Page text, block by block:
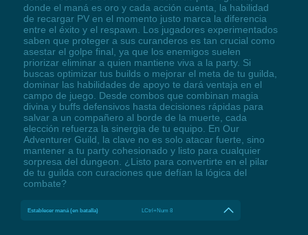
donde el maná es oro y cada acción cuenta, la habilidad
de recargar PV en el momento justo marca la diferencia
entre el éxito y el respawn. Los jugadores experimentados
saben que proteger a sus curanderos es tan crucial como
asestar el golpe final, ya que los enemigos suelen
priorizar eliminar a quien mantiene viva a la party. Si
buscas optimizar tus builds o mejorar el meta de tu guilda,
dominar las habilidades de apoyo te dará ventaja en el
campo de juego. Desde combos que combinan magia
divina y buffs defensivos hasta decisiones rápidas para
salvar a un compañero al borde de la muerte, cada
elección refuerza la sinergia de tu equipo. En Our
Adventurer Guild, la clave no es solo atacar fuerte, sino
mantener a tu party cohesionado y listo para cualquier
sorpresa del dungeon. ¿Listo para convertirte en el pilar
de tu guilda con curaciones que defían la lógica del
combate?
Establecer maná (en batalla) LCtrl+Num 8